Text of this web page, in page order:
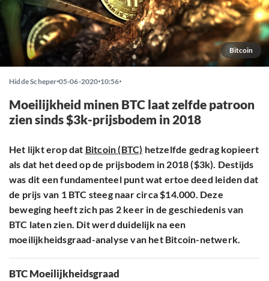
Bitcoin
Hidde Scheper 05-06-2020 10:56
Moeilijkheid minen BTC laat zelfde patroon
zien sinds $3k-prijsbodem in 2018
Het lijkt erop dat Bitcoin (BTC) hetzelfde gedrag kopieert
als dat het deed op de prijsbodem in 2018 ($3k). Destijds
was dit een fundamenteel punt wat ertoe deed leiden dat
de prijs van 1 BTC steeg naar circa $14.000. Deze
beweging heeft zich pas 2 keer in de geschiedenis van
BTC laten zien. Dit werd duidelijk na een
moeilijkheidsgraad-analyse van het Bitcoin-netwerk.
BTC Moeilijkheidsgraad